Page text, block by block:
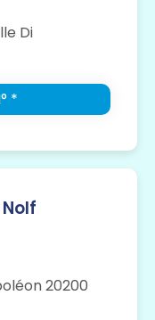
Di
*
20200